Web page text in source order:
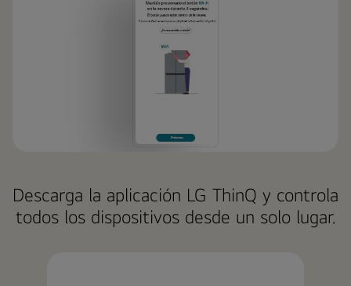
Descarga la aplicación LG ThinQ y controla
todos los dispositivos desde un solo lugar.